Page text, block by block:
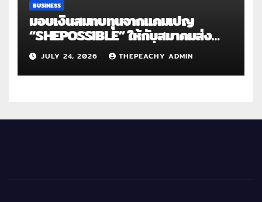
BUSINESS
มอบเงินสมทบทุนจากแคมเปญ
“SHEPOSSIBLE” ให้กับสมาคมส่ง
เสริมสถานภาพสตรีฯ เนื่องในวันสตรี
สากล 2569
JULY 24, 2026 THEPEACHY ADMIN